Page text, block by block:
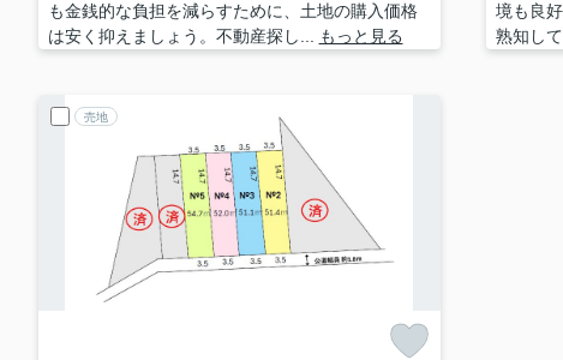
も金銭的な負担を減らすために、土地の購入価格
は安く抑えましょう。不動産探し...
もっと見る
境も良
熟知し
売地